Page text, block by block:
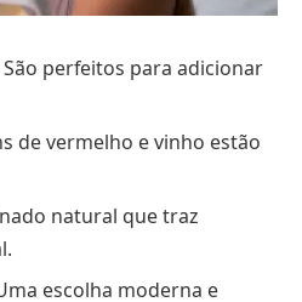
São perfeitos para adicionar
de vermelho e vinho estão
natural que traz
escolha moderna e